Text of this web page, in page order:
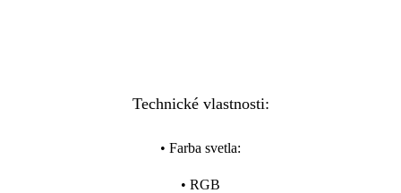
Technické vlastnosti:
• Farba svetla:
• RGB